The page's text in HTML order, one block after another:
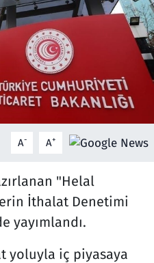
A- A+
"Helal
İthalat Denetimi
yayımlandı.
yoluyla iç piyasaya